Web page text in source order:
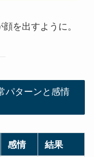
を出すように。
パターンと感情
感情 結果